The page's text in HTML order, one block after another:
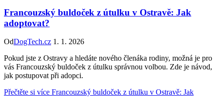
Francouzský buldoček z útulku v Ostravě: Jak
adoptovat?
OdDogTech.cz 1. 1. 2026
Pokud jste z Ostravy a hledáte nového členáka rodiny, možná je pro
vás Francouzský buldoček z útulku správnou volbou. Zde je návod,
jak postupovat při adopci.
Přečtěte si více Francouzský buldoček z útulku v Ostravě: Jak